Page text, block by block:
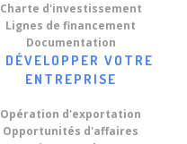
Charte d'investissement
Lignes de financement
Documentation
DÉVELOPPER VOTRE
ENTREPRISE
Opération d'exportation
Opportunités d'affaires